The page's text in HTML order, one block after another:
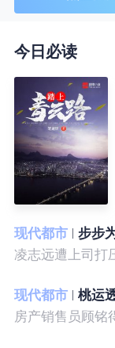
今日必读
现代都市
步步
现代都市
桃运